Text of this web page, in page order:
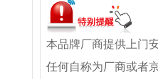
本品牌厂商提供上门
任何自称为厂商或者